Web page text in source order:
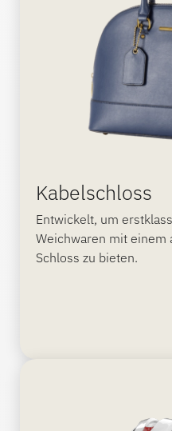
Kabelschloss
Entwickelt, um
Weichwaren mit einem
Schloss zu bieten.